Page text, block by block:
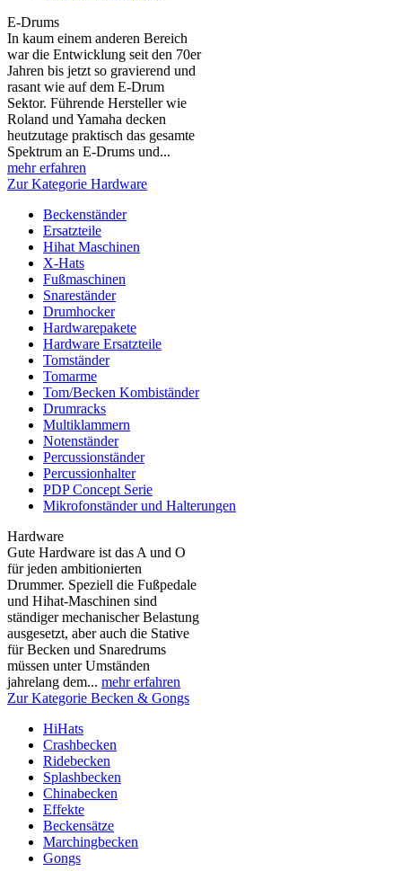
E-Drums
In kaum einem anderen Bereich
war die Entwicklung seit den 70er
Jahren bis jetzt so gravierend und
rasant wie auf dem E-Drum
Sektor. Führende Hersteller wie
Roland und Yamaha decken
heutzutage praktisch das gesamte
Spektrum an E-Drums und...
mehr erfahren
Zur Kategorie Hardware
Beckenständer
Ersatzteile
Hihat Maschinen
X-Hats
Fußmaschinen
Snareständer
Drumhocker
Hardwarepakete
Hardware Ersatzteile
Tomständer
Tomarme
Tom/Becken Kombiständer
Drumracks
Multiklammern
Notenständer
Percussionständer
Percussionhalter
PDP Concept Serie
Mikrofonständer und Halterungen
Hardware
Gute Hardware ist das A und O
für jeden ambitionierten
Drummer. Speziell die Fußpedale
und Hihat-Maschinen sind
ständiger mechanischer Belastung
ausgesetzt, aber auch die Stative
für Becken und Snaredrums
müssen unter Umständen
jahrelang dem... mehr erfahren
Zur Kategorie Becken & Gongs
HiHats
Crashbecken
Ridebecken
Splashbecken
Chinabecken
Effekte
Beckensätze
Marchingbecken
Gongs